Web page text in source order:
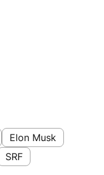
Elon Musk
SRF